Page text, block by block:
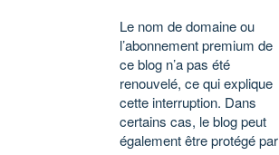
Le nom de domaine ou
l’abonnement premium de
ce blog n’a pas été
renouvelé, ce qui explique
cette interruption. Dans
certains cas, le blog peut
également être protégé par